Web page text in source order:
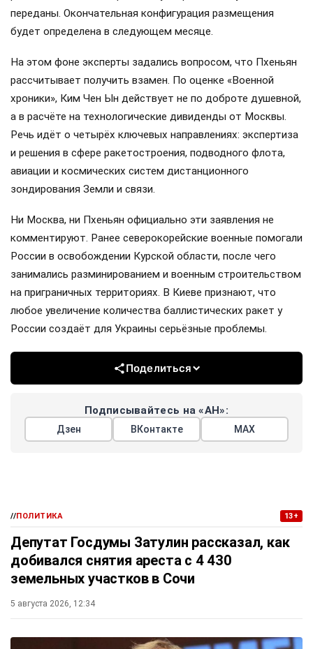
переданы. Окончательная конфигурация размещения
будет определена в следующем месяце.
На этом фоне эксперты задались вопросом, что Пхеньян
рассчитывает получить взамен. По оценке «Военной
хроники», Ким Чен Ын действует не по доброте душевной,
а в расчёте на технологические дивиденды от Москвы.
Речь идёт о четырёх ключевых направлениях: экспертиза
и решения в сфере ракетостроения, подводного флота,
авиации и космических систем дистанционного
зондирования Земли и связи.
Ни Москва, ни Пхеньян официально эти заявления не
комментируют. Ранее северокорейские военные помогали
России в освобождении Курской области, после чего
занимались разминированием и военным строительством
на приграничных территориях. В Киеве признают, что
любое увеличение количества баллистических ракет у
России создаёт для Украины серьёзные проблемы.
Поделиться
Подписывайтесь на «АН»:
Дзен ВКонтакте МАХ
//ПОЛИТИКА 13+
Депутат Госдумы Затулин рассказал, как
добивался снятия ареста с 4 430
земельных участков в Сочи
5 августа 2026, 12:34